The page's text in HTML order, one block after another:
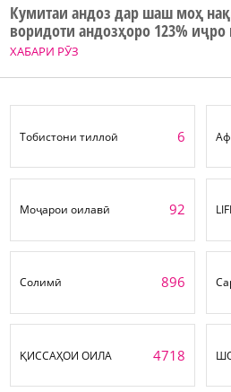
ХАБАРИ РӮЗ
Кумитаи андоз дар шаш моҳ
воридоти андозҳоро 123% иҷро
Тобистони тиллоӣ 6
Моҷарои оилавӣ 92
Солимӣ 896
ҚИССАҲОИ ОИЛА 4718